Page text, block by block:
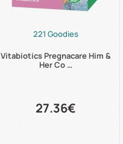
221 Goodies
Vitabiotics Pregnacare Him &
Her Co …
27.36€